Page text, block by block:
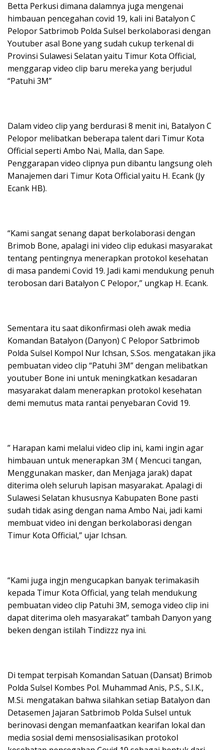
Betta Perkusi dimana dalamnya juga mengenai
himbauan pencegahan covid 19, kali ini Batalyon C
Pelopor Satbrimob Polda Sulsel berkolaborasi dengan
Youtuber asal Bone yang sudah cukup terkenal di
Provinsi Sulawesi Selatan yaitu Timur Kota Official,
menggarap video clip baru mereka yang berjudul
“Patuhi 3M”
Dalam video clip yang berdurasi 8 menit ini, Batalyon C
Pelopor melibatkan beberapa talent dari Timur Kota
Official seperti Ambo Nai, Malla, dan Sape.
Penggarapan video clipnya pun dibantu langsung oleh
Manajemen dari Timur Kota Official yaitu H. Ecank (Jy
Ecank HB).
“Kami sangat senang dapat berkolaborasi dengan
Brimob Bone, apalagi ini video clip edukasi masyarakat
tentang pentingnya menerapkan protokol kesehatan
di masa pandemi Covid 19. Jadi kami mendukung penuh
terobosan dari Batalyon C Pelopor,” ungkap H. Ecank.
Sementara itu saat dikonfirmasi oleh awak media
Komandan Batalyon (Danyon) C Pelopor Satbrimob
Polda Sulsel Kompol Nur Ichsan, S.Sos. mengatakan jika
pembuatan video clip “Patuhi 3M” dengan melibatkan
youtuber Bone ini untuk meningkatkan kesadaran
masyarakat dalam menerapkan protokol kesehatan
demi memutus mata rantai penyebaran Covid 19.
” Harapan kami melalui video clip ini, kami ingin agar
himbauan untuk menerapkan 3M ( Mencuci tangan,
Menggunakan masker, dan Menjaga jarak) dapat
diterima oleh seluruh lapisan masyarakat. Apalagi di
Sulawesi Selatan khususnya Kabupaten Bone pasti
sudah tidak asing dengan nama Ambo Nai, jadi kami
membuat video ini dengan berkolaborasi dengan
Timur Kota Official,” ujar Ichsan.
“Kami juga ingjn mengucapkan banyak terimakasih
kepada Timur Kota Official, yang telah mendukung
pembuatan video clip Patuhi 3M, semoga video clip ini
dapat diterima oleh masyarakat” tambah Danyon yang
beken dengan istilah Tindizzz nya ini.
Di tempat terpisah Komandan Satuan (Dansat) Brimob
Polda Sulsel Kombes Pol. Muhammad Anis, P.S., S.I.K.,
M.Si. mengatakan bahwa silahkan setiap Batalyon dan
Detasemen Jajaran Satbrimob Polda Sulsel untuk
berinovasi dengan memanfaatkan kearifan lokal dan
media sosial demi mensosialisasikan protokol